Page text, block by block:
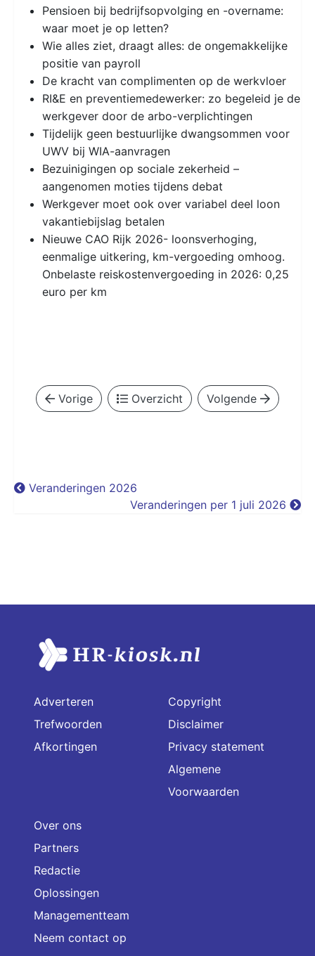
Pensioen bij bedrijfsopvolging en -overname:
waar moet je op letten?
Wie alles ziet, draagt alles: de ongemakkelijke
positie van payroll
De kracht van complimenten op de werkvloer
RI&E en preventiemedewerker: zo begeleid je de
werkgever door de arbo-verplichtingen
Tijdelijk geen bestuurlijke dwangsommen voor
UWV bij WIA-aanvragen
Bezuinigingen op sociale zekerheid –
aangenomen moties tijdens debat
Werkgever moet ook over variabel deel loon
vakantiebijslag betalen
Nieuwe CAO Rijk 2026- loonsverhoging,
eenmalige uitkering, km-vergoeding omhoog.
Onbelaste reiskostenvergoeding in 2026: 0,25
euro per km
Vorige Overzicht Volgende
Veranderingen 2026
Veranderingen per 1 juli 2026
Adverteren
Trefwoorden
Afkortingen
Copyright
Disclaimer
Privacy statement
Algemene
Voorwaarden
Over ons
Partners
Redactie
Oplossingen
Managementteam
Neem contact op